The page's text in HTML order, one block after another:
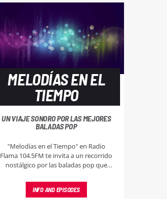
MELODÍAS EN EL
TIEMPO
UN VIAJE SONORO POR LAS MEJORES
BALADAS POP
"Melodías en el Tiempo" en Radio
Flama 104.5FM te invita a un recorrido
nostálgico por las baladas pop que
vibrante 2010, retrocediendo al
inolvidable 2000 y hasta sumergirnos
INFO AND EPISODES